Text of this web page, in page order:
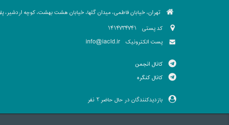
تهران، خیابان فاطمی، میدان گلها، خیابان هشت بهشت، کوچه اردشیر،
کد پستی
پست الکترونیک info@iacld.ir
کانال انجمن
کانال کنگره
بازدیدکنندگان در حال حاضر 2 نفر